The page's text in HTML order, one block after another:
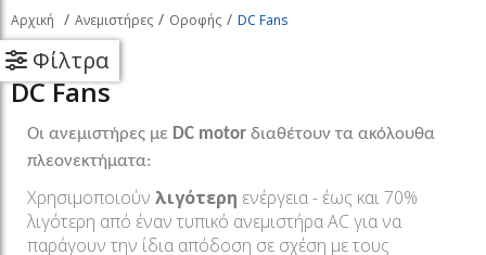
Αρχική Ανεμιστήρες Οροφής DC Fans
Φίλτρα
DC Fans
Οι ανεμιστήρες με DC motor διαθέτουν τα ακόλουθα
πλεονεκτήματα:
Χρησιμοποιούν λιγότερη ενέργεια - έως και 70%
λιγότερη από έναν τυπικό ανεμιστήρα AC για να
παράγουν την ίδια απόδοση σε σχέση με τους